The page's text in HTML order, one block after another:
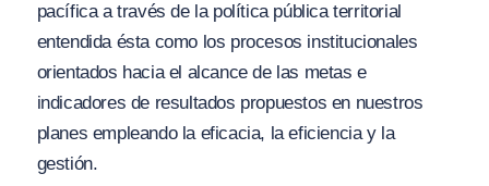
pacífica a través de la política pública territorial
entendida ésta como los procesos institucionales
orientados hacia el alcance de las metas e
indicadores de resultados propuestos en nuestros
planes empleando la eficacia, la eficiencia y la
gestión.